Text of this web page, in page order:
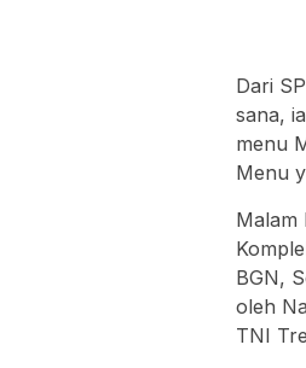
Dari
sana,
menu
Menu
Malam
BGN,
oleh
TNI